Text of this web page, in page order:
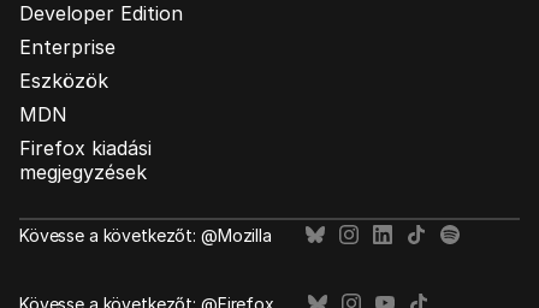
Developer Edition
Enterprise
Eszközök
MDN
Firefox kiadási
megjegyzések
Kövesse a következőt: @Mozilla
Kövesse a következőt: @Firefox